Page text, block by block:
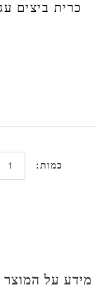
כרית ביצים
כמות:
מידע על המוצר